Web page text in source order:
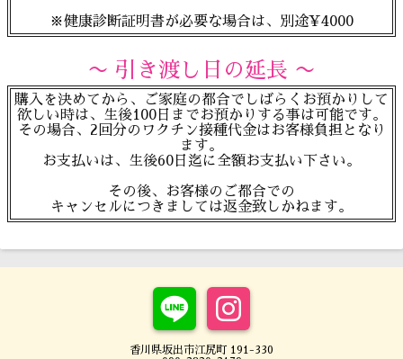
※健康診断証明書が必要な場合は、別途¥4000
〜 引き渡し日の延長 〜
購入を決めてから、ご家庭の都合でしばらくお預かりして
欲しい時は、生後100日までお預かりする事は可能です。
その場合、2回分のワクチン接種代金はお客様負担となり
ます。
お支払いは、生後60日迄に全額お支払い下さい。
その後、お客様のご都合での
キャンセルにつきましては返金致しかねます。
香川県坂出市江尻町 191-330